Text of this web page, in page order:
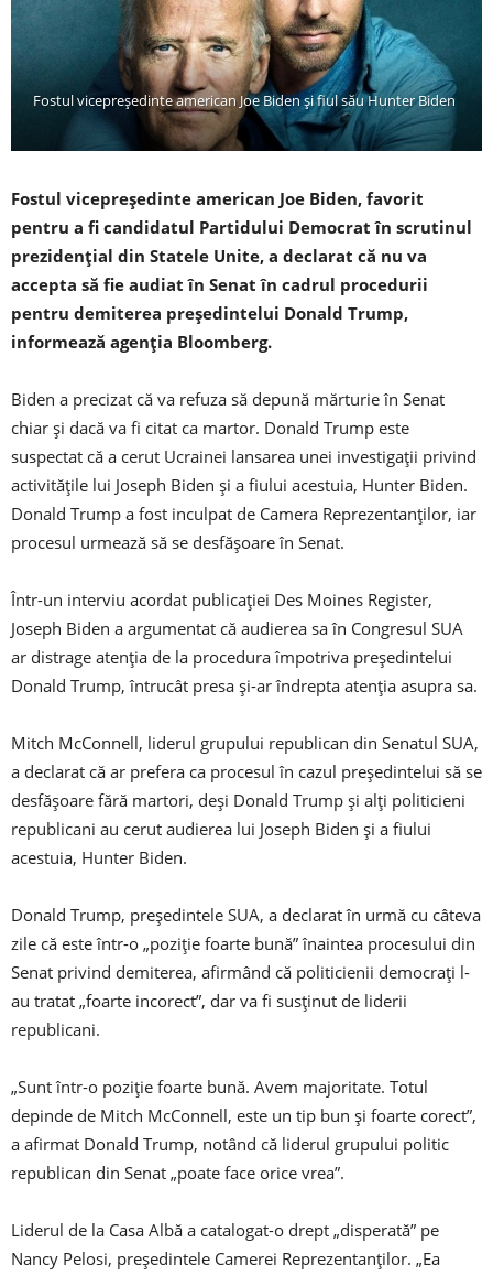
Fostul vicepreşedinte american Joe Biden și fiul său Hunter Biden
Fostul vicepreşedinte american Joe Biden, favorit
pentru a fi candidatul Partidului Democrat în scrutinul
prezidenţial din Statele Unite, a declarat că nu va
accepta să fie audiat în Senat în cadrul procedurii
pentru demiterea preşedintelui Donald Trump,
informează agenţia Bloomberg.
Biden a precizat că va refuza să depună mărturie în Senat
chiar şi dacă va fi citat ca martor. Donald Trump este
suspectat că a cerut Ucrainei lansarea unei investigaţii privind
activităţile lui Joseph Biden şi a fiului acestuia, Hunter Biden.
Donald Trump a fost inculpat de Camera Reprezentanţilor, iar
procesul urmează să se desfăşoare în Senat.
Într-un interviu acordat publicaţiei Des Moines Register,
Joseph Biden a argumentat că audierea sa în Congresul SUA
ar distrage atenţia de la procedura împotriva preşedintelui
Donald Trump, întrucât presa şi-ar îndrepta atenţia asupra sa.
Mitch McConnell, liderul grupului republican din Senatul SUA,
a declarat că ar prefera ca procesul în cazul preşedintelui să se
desfăşoare fără martori, deşi Donald Trump şi alţi politicieni
republicani au cerut audierea lui Joseph Biden şi a fiului
acestuia, Hunter Biden.
Donald Trump, preşedintele SUA, a declarat în urmă cu câteva
zile că este într-o „poziţie foarte bună” înaintea procesului din
Senat privind demiterea, afirmând că politicienii democraţi l-
au tratat „foarte incorect”, dar va fi susţinut de liderii
republicani.
„Sunt într-o poziţie foarte bună. Avem majoritate. Totul
depinde de Mitch McConnell, este un tip bun şi foarte corect”,
a afirmat Donald Trump, notând că liderul grupului politic
republican din Senat „poate face orice vrea”.
Liderul de la Casa Albă a catalogat-o drept „disperată” pe
Nancy Pelosi, preşedintele Camerei Reprezentanţilor. „Ea